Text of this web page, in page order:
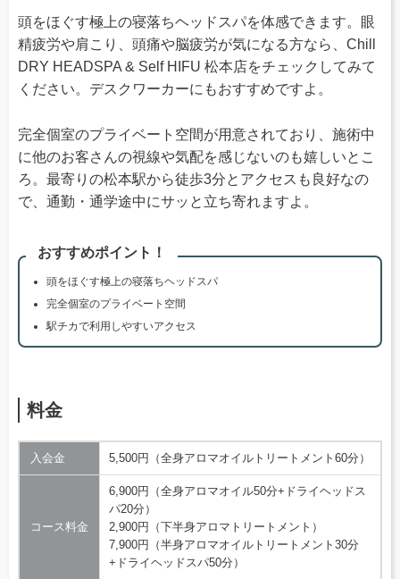
頭をほぐす極上の寝落ちヘッドスパを体感できます。眼
精疲労や肩こり、頭痛や脳疲労が気になる方なら、Chill
DRY HEADSPA & Self HIFU 松本店をチェックしてみて
ください。デスクワーカーにもおすすめですよ。
完全個室のプライベート空間が用意されており、施術中
に他のお客さんの視線や気配を感じないのも嬉しいとこ
ろ。最寄りの松本駅から徒歩3分とアクセスも良好なの
で、通勤・通学途中にサッと立ち寄れますよ。
おすすめポイント！
頭をほぐす極上の寝落ちヘッドスパ
完全個室のプライベート空間
駅チカで利用しやすいアクセス
料金
入会金 5,500円（全身アロマオイルトリートメント60分）
コース料金
6,900円（全身アロマオイル50分+ドライヘッドス
パ20分）
2,900円（下半身アロマトリートメント）
7,900円（半身アロマオイルトリートメント30分
+ドライヘッドスパ50分）